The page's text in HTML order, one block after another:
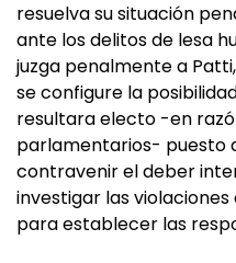
resuelva su situación
ante los delitos de lesa
juzga penalmente a
se configure la
resultara electo -en
parlamentarios- puesto
contravenir el deber
investigar las
para establecer las